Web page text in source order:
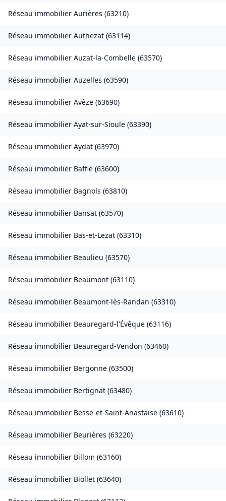
Réseau immobilier Aurières (63210)
Réseau immobilier Authezat (63114)
Réseau immobilier Auzat-la-Combelle (63570)
Réseau immobilier Auzelles (63590)
Réseau immobilier Avèze (63690)
Réseau immobilier Ayat-sur-Sioule (63390)
Réseau immobilier Aydat (63970)
Réseau immobilier Baffie (63600)
Réseau immobilier Bagnols (63810)
Réseau immobilier Bansat (63570)
Réseau immobilier Bas-et-Lezat (63310)
Réseau immobilier Beaulieu (63570)
Réseau immobilier Beaumont (63110)
Réseau immobilier Beaumont-lès-Randan (63310)
Réseau immobilier Beauregard-l'Évêque (63116)
Réseau immobilier Beauregard-Vendon (63460)
Réseau immobilier Bergonne (63500)
Réseau immobilier Bertignat (63480)
Réseau immobilier Besse-et-Saint-Anastaise (63610)
Réseau immobilier Beurières (63220)
Réseau immobilier Billom (63160)
Réseau immobilier Biollet (63640)